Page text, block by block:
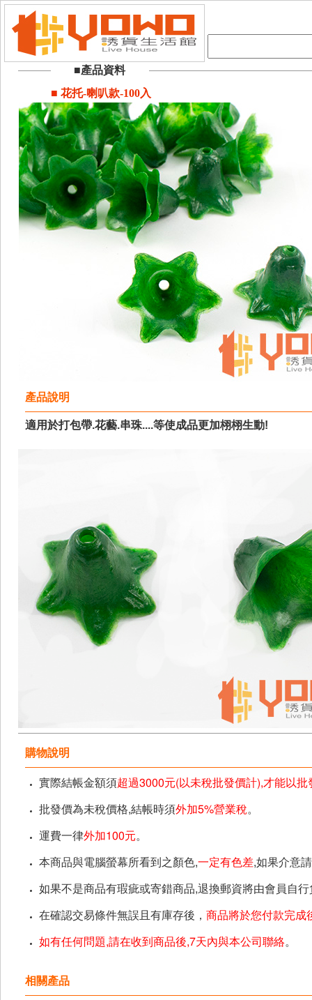
■產品資料
■ 花托-喇叭款-100入
產品說明
適用於打包帶.花藝.串珠....等使成品更加栩栩生動!
購物說明
實際結帳金額須超過3000元(以未稅批發價計),才能以批
批發價為未稅價格,結帳時須外加5%營業稅。
運費一律外加100元。
本商品與電腦螢幕所看到之顏色,一定有色差,如果介意
如果不是商品有瑕疵或寄錯商品,退換郵資將由會員自行
在確認交易條件無誤且有庫存後， 商品將於您付款完成
如有任何問題,請在收到商品後,7天內與本公司聯絡。
相關產品